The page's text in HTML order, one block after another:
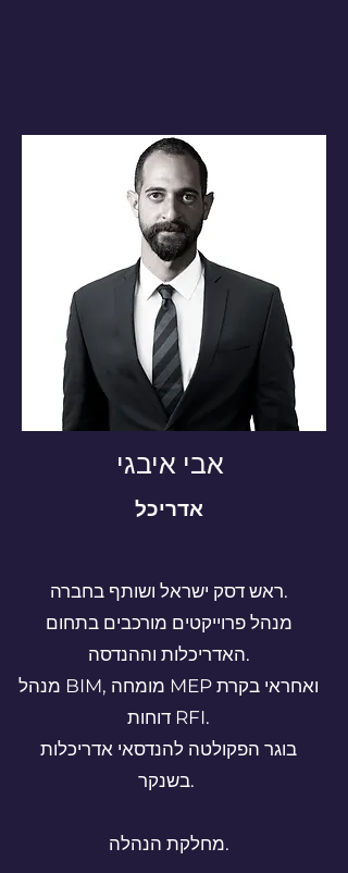
אבי איבגי
אדריכל
ראש דסק ישראל ושותף בחברה.
מנהל פרוייקטים מורכבים בתחום
האדריכלות וההנדסה.
מנהל BIM, מומחה MEP ואחראי בקרת
דוחות RFI.
בוגר הפקולטה להנדסאי אדריכלות
בשנקר.
מחלקת הנהלה.